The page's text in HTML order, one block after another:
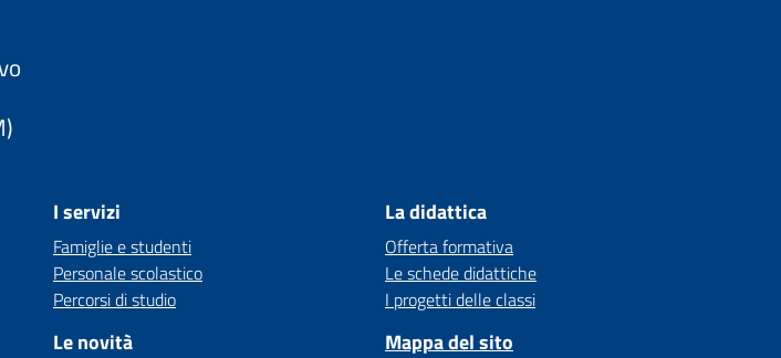
I servizi
Famiglie e studenti
Personale scolastico
Percorsi di studio
Le novità
La didattica
Offerta formativa
Le schede didattiche
I progetti delle classi
Mappa del sito